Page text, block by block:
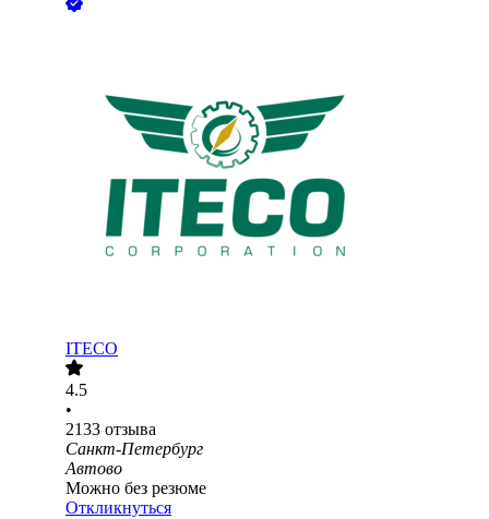
ITECO
4.5
•
2133 отзыва
Санкт-Петербург
Автово
Можно без резюме
Откликнуться